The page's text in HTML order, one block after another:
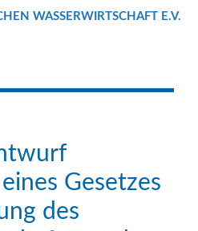
Gesetzes
des